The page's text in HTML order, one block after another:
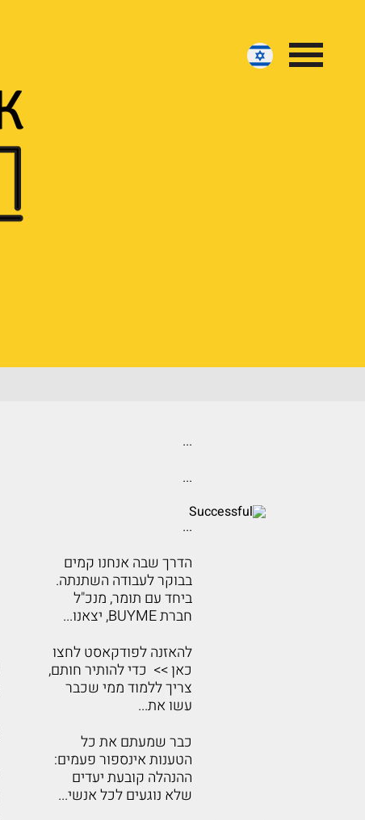
...
...
...
הדרך שבה אנחנו קמים
בבוקר לעבודה השתנתה.
ביחד עם תומר, מנכ"ל
חברת BUYME, יצאנו...
להאזנה לפודקאסט לחצו
כאן >> כדי להותיר חותם,
צריך ללמוד ממי שכבר
עשו את...
כבר שמעתם את כל
הטענות אינספור פעמים:
ההנהלה קובעת יעדים
שלא נוגעים לכל אנשי...